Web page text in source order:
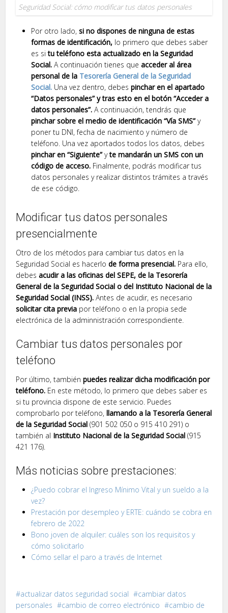
Seguridad Social: cómo modificar tus datos personales
Por otro lado,si no dispones de ninguna de estas
formas de identificación, lo primero que debes saber
es situ teléfono esta actualizado en la Seguridad
Social.A continuación tienes queacceder al área
personal de la Tesorería General de la Seguridad
Social. Una vez dentro, debes pinchar en el apartado
“Datos personales” y tras esto en el botón “Acceder a
datos personales”.A continuación, tendrás que
pinchar sobre el medio de identificación “Vía SMS”y
poner tu DNI, fecha de nacimiento y número de
teléfono. Una vez aportados todos los datos, debes
pinchar en “Siguiente”yte mandarán un SMS con un
código de acceso. Finalmente, podrás modificar tus
datos personales y realizar distintos trámites a través
de ese código.
Modificar tus datos personales
presencialmente
Otro de los métodos para cambiar tus datos en la
Seguridad Social es hacerlo de forma presencial. Para ello,
debesacudir a las oficinas del SEPE, de la Tesorería
General de la Seguridad Social o del Instituto Nacional de la
Seguridad Social (INSS).Antes de acudir, es necesario
solicitar cita previa por teléfono o en la propia sede
electrónica de la adminnistración correspondiente.
Cambiar tus datos personales por
teléfono
Por último, también puedes realizar dicha modificación por
teléfono. En este método, lo primero que debes saber es
si tu provincia dispone de este servicio. Puedes
comprobarlo por teléfono, llamando a la Tesorería General
de la Seguridad Social(901 502 050 o 915 410 291) o
también al Instituto Nacional de la Seguridad Social(915
421 176).
Más noticias sobre prestaciones:
¿Puedo cobrar el Ingreso Mínimo Vital y un sueldo a la
vez?
Prestación por desempleo y ERTE: cuándo se cobra en
febrero de 2022
Bono joven de alquiler: cuáles son los requisitos y
cómo solicitarlo
Cómo sellar el paro a través de Internet
actualizar datos seguridad social
cambiar datos
personales
cambio de correo electrónico
cambio de